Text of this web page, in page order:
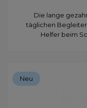
Die lange
täglichen
Helfer beim
Neu